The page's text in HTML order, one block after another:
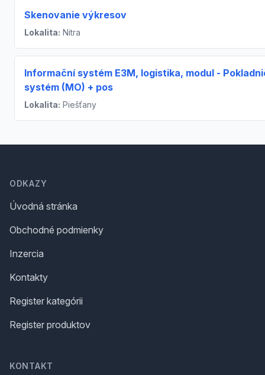
Skenovanie výkresov
Lokalita: Nitra
Informační systém E3M, logistika, modul -
systém (MO) + pos
Lokalita: Piešťany
ODKAZY
Úvodná stránka
Obchodné podmienky
Inzercia
Kontakty
Register kategórii
Register produktov
KONTAKT